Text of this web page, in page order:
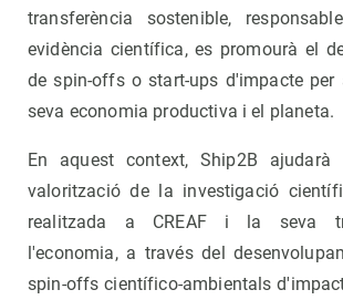
transferència sostenible,
evidència científica, es promourà el
de spin-offs o start-ups d'impacte per
seva economia productiva i el planeta.
En aquest context, Ship2B
valorització de la investigació
realitzada a CREAF i la seva
l'economia, a través del
spin-offs científico-ambientals